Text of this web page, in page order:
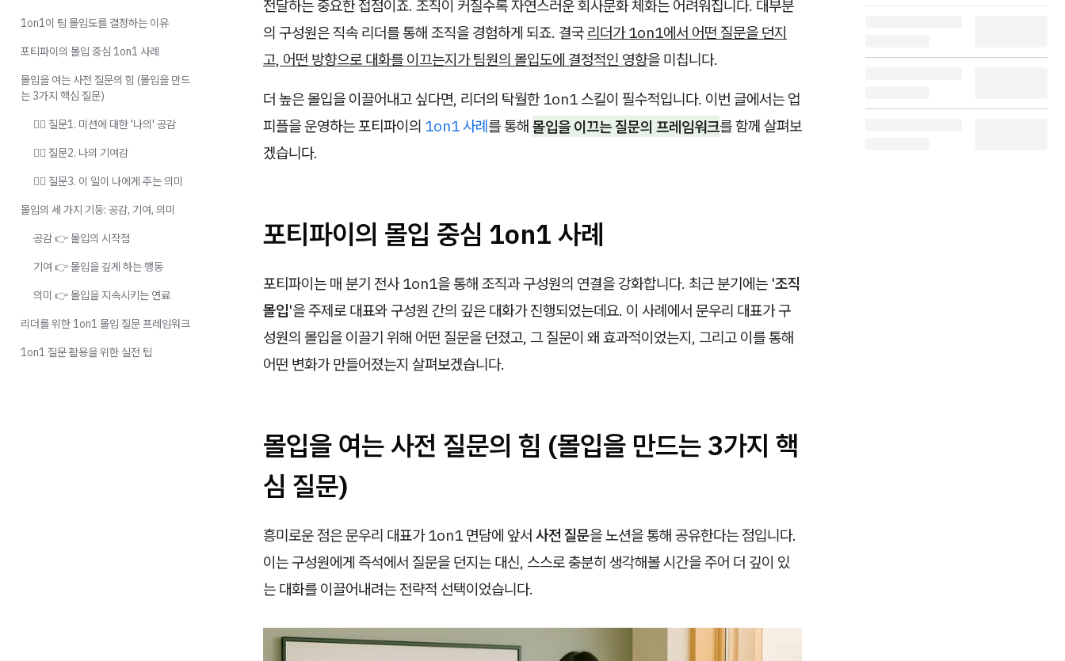
전달하는 중요한 접점이죠. 조직이 커질수록 자연스러운 회사문화 체화는 어려워집니다. 대부분
의 구성원은 직속 리더를 통해 조직을 경험하게 되죠. 결국 리더가 1on1에서 어떤 질문을 던지
고, 어떤 방향으로 대화를 이끄는지가 팀원의 몰입도에 결정적인 영향을 미칩니다.
더 높은 몰입을 이끌어내고 싶다면, 리더의 탁월한 1on1 스킬이 필수적입니다. 이번 글에서는 업
피플을 운영하는 포티파이의 1on1 사례를 통해 몰입을 이끄는 질문의 프레임워크를 함께 살펴보
겠습니다.
포티파이의 몰입 중심 1on1 사례
포티파이는 매 분기 전사 1on1을 통해 조직과 구성원의 연결을 강화합니다. 최근 분기에는 '조직
몰입'을 주제로 대표와 구성원 간의 깊은 대화가 진행되었는데요. 이 사례에서 문우리 대표가 구
성원의 몰입을 이끌기 위해 어떤 질문을 던졌고, 그 질문이 왜 효과적이었는지, 그리고 이를 통해
어떤 변화가 만들어졌는지 살펴보겠습니다.
몰입을 여는 사전 질문의 힘 (몰입을 만드는 3가지 핵
심 질문)
흥미로운 점은 문우리 대표가 1on1 면담에 앞서 사전 질문을 노션을 통해 공유한다는 점입니다.
이는 구성원에게 즉석에서 질문을 던지는 대신, 스스로 충분히 생각해볼 시간을 주어 더 깊이 있
는 대화를 이끌어내려는 전략적 선택이었습니다.
1on1이 팀 몰입도를 결정하는 이유
포티파이의 몰입 중심 1on1 사례
몰입을 여는 사전 질문의 힘 (몰입을 만드
는 3가지 핵심 질문)
🙋‍♀️ 질문1. 미션에 대한 '나의' 공감
🙋‍♀️ 질문2. 나의 기여감
🙋‍♀️ 질문3. 이 일이 나에게 주는 의미
몰입의 세 가지 기둥: 공감, 기여, 의미
공감 👉 몰입의 시작점
기여 👉 몰입을 깊게 하는 행동
의미 👉 몰입을 지속시키는 연료
리더를 위한 1on1 몰입 질문 프레임워크
1on1 질문 활용을 위한 실전 팁